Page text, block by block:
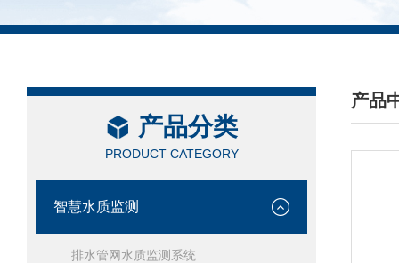
产品分类
PRODUCT CATEGORY
智慧水质监测
排水管网水质监测系统
产品
/